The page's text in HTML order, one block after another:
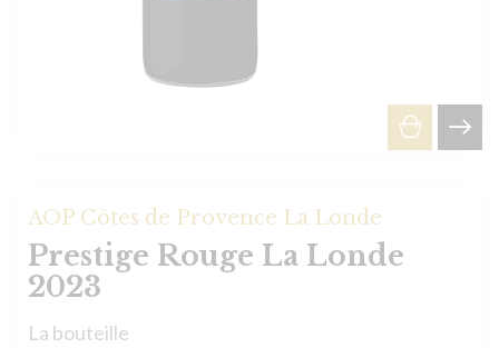
AOP Côtes de Provence La Londe
Prestige Rouge La Londe
2023
La bouteille